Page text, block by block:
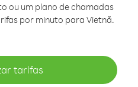
ou um plano de chamadas
por minuto para Vietnã.
tarifas